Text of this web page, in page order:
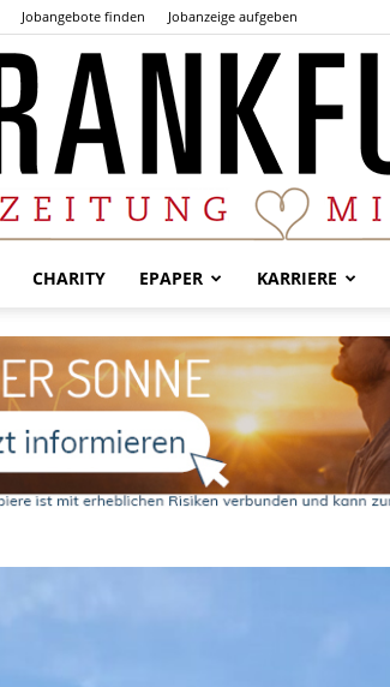
Jobangebote finden Jobanzeige aufgeben
Frankfurter
CHARITY EPAPER KARRIERE